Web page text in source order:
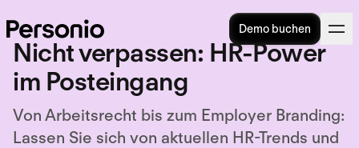
Demo buchen
Nicht verpassen: HR-Power
im Posteingang
Von Arbeitsrecht bis zum Employer Branding:
Lassen Sie sich von aktuellen HR-Trends und